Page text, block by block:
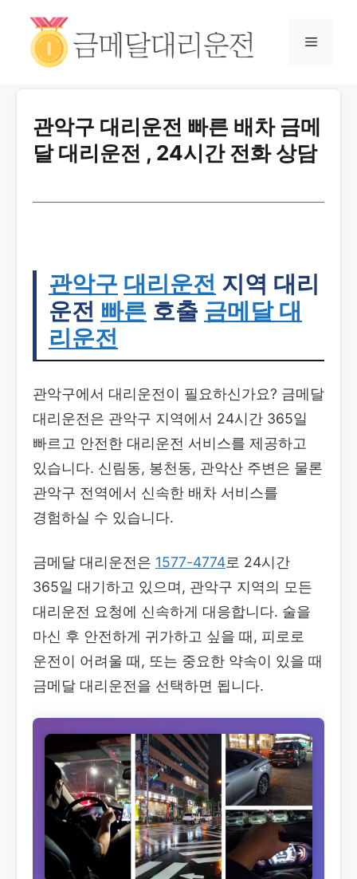
관악구 대리운전 빠른 배차 금메
달 대리운전 , 24시간 전화 상담
관악구 대리운전 지역 대리
운전 빠른 호출 금메달 대
리운전
관악구에서 대리운전이 필요하신가요? 금메달
대리운전은 관악구 지역에서 24시간 365일
빠르고 안전한 대리운전 서비스를 제공하고
있습니다. 신림동, 봉천동, 관악산 주변은 물론
관악구 전역에서 신속한 배차 서비스를
경험하실 수 있습니다.
금메달 대리운전은 1577-4774로 24시간
365일 대기하고 있으며, 관악구 지역의 모든
대리운전 요청에 신속하게 대응합니다. 술을
마신 후 안전하게 귀가하고 싶을 때, 피로로
운전이 어려울 때, 또는 중요한 약속이 있을 때
금메달 대리운전을 선택하면 됩니다.